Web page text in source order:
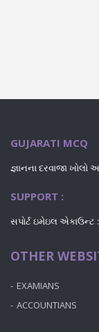
GUJARATI MCQ
જ્ઞાનના દરવાજા
SUPPORT :
સપોર્ટ ઇમેઇલ એકાઉન્ટ
OTHER
EXAMIANS
ACCOUNTIANS